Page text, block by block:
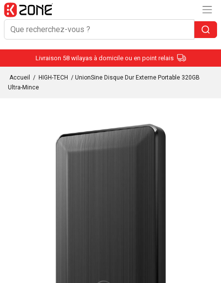
Livraison 58 wilayas à domicile ou en point relais
Accueil / HIGH-TECH / UnionSine Disque Dur Externe Portable 320GB
Ultra-Mince